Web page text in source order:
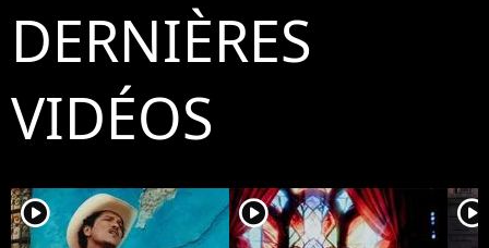
DERNIÈRES
VIDÉOS
player2 player2 player2